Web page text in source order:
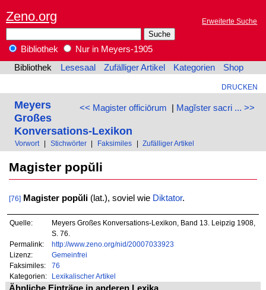
Zeno.org Erweiterte Suche
Bibliothek
Nur in Meyers-1905
Bibliothek
Lesesaal Zufälliger Artikel Kategorien Shop
DRUCKEN
<< Magister officiōrum | Magĭster sacri ... >>
Meyers
Großes
Konversations-Lexikon
Vorwort Stichwörter Faksimiles Zufälliger Artikel
Magister popŭli
[76] Magister popŭli(lat.), soviel wie Diktator.
Quelle:
Meyers Großes Konversations-Lexikon, Band 13. Leipzig 1908,
S. 76.
Permalink:
http://www.zeno.org/nid/20007033923
Lizenz:
Gemeinfrei
Faksimiles:
76
Kategorien:
Lexikalischer Artikel
Ähnliche Einträge in anderen Lexika